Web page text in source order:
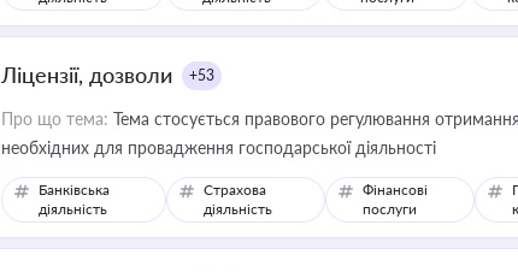
Ліцензії, дозволи +53
Про що тема: Тема стосується правового регулювання
необхідних для провадження господарської діяльності
Банківська
діяльність
Страхова
діяльність
Фінансові
послуги